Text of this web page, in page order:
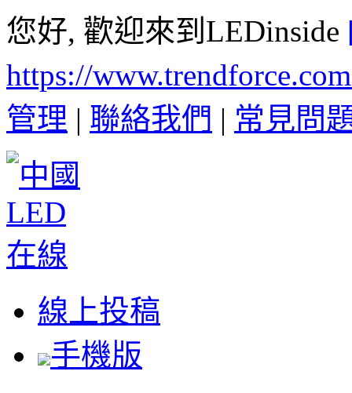
您好, 歡迎來到LEDinside
https://
管理 | 聯絡我們 | 常見問
線上投稿
手機版